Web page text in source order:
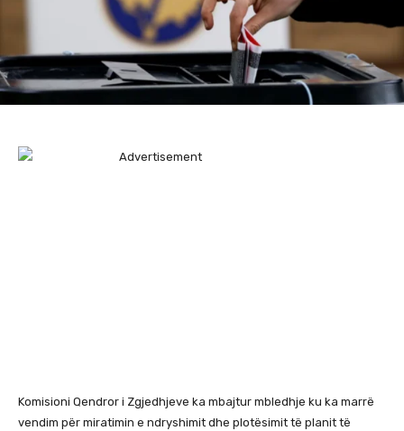
Komisioni Qendror i Zgjedhjeve ka mbajtur mbledhje ku ka marrë
vendim për miratimin e ndryshimit dhe plotësimit të planit të